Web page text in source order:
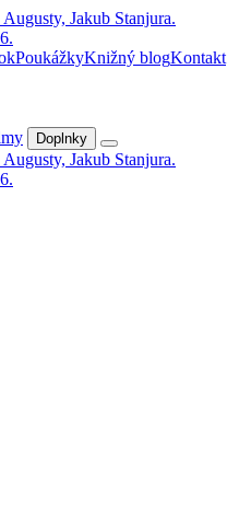
PoukážkyKnižný blogKontakt
Doplnky